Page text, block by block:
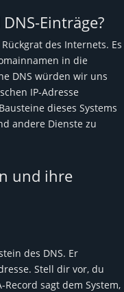
Einträge?
des Internets. Es
in die
DNS würden wir uns
IP-Adresse
dieses Systems
andere Dienste zu
und ihre
des DNS. Er
Stell dir vor, du
sagt dem System,